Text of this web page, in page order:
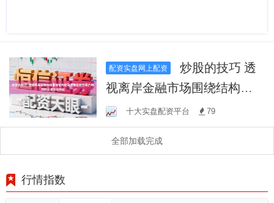
配资实盘网上配资
炒股的技巧 透
视离岸金融市场围绕结构轮
动压制指数空间的时期的交
易阶段炒股
十大实盘配资平台 79
全部加载完成
行情指数